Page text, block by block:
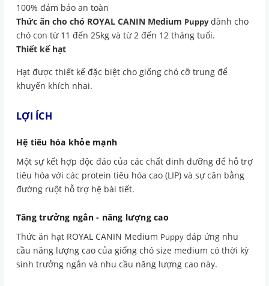
100% đảm bảo an toàn
Thức ăn cho chó ROYAL CANIN Medium Puppydành cho
chó con từ 11 đến 25kg và từ 2 đến 12 tháng tuổi.
Thiết kế hạt
Hạt được thiết kế đặc biệt cho giống chó cỡ trung để
khuyến khích nhai.
LỢI ÍCH
Hệ tiêu hóa khỏe mạnh
Một sự kết hợp độc đáo của các chất dinh dưỡng để hỗ trợ
tiêu hóa với các protein tiêu hóa cao (LIP) và sự cân bằng
đường ruột hỗ trợ hệ bài tiết.
Tăng trưởng ngắn - năng lượng cao
Thức ăn hạt ROYAL CANIN Medium Puppy đáp ứng nhu
cầu năng lượng cao của giống chó size medium có thời kỳ
sinh trưởng ngắn và nhu cầu năng lượng cao này.